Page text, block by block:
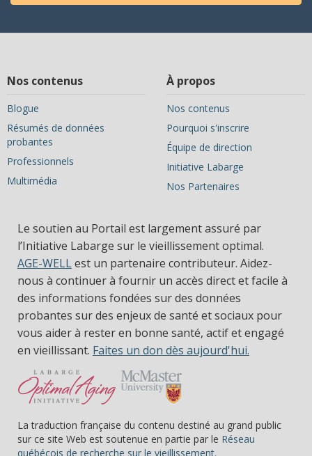
Nos contenus
Blogue
Résumés de données
probantes
Professionnels
Multimédia
À propos
Nos contenus
Pourquoi s'inscrire
Équipe de direction
Initiative Labarge
Nos Partenaires
Le soutien au Portail est largement assuré par
l’Initiative Labarge sur le vieillissement optimal.
AGE-WELLest un partenaire contributeur. Aidez-
nous à continuer à fournir un accès direct et facile à
des informations fondées sur des données
probantes sur des enjeux de santé et sociaux pour
vous aider à rester en bonne santé, actif et engagé
en vieillissant. Faites un don dès aujourd'hui.
La traduction française du contenu destiné au grand public
sur ce site Web est soutenue en partie par le Réseau
québécois de recherche sur le vieillissement.